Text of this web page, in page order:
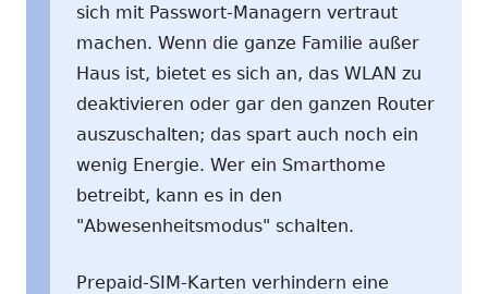
sich mit Passwort-Managern vertraut
machen. Wenn die ganze Familie außer
Haus ist, bietet es sich an, das WLAN zu
deaktivieren oder gar den ganzen Router
auszuschalten; das spart auch noch ein
wenig Energie. Wer ein Smarthome
betreibt, kann es in den
"Abwesenheitsmodus" schalten.
Prepaid-SIM-Karten verhindern eine